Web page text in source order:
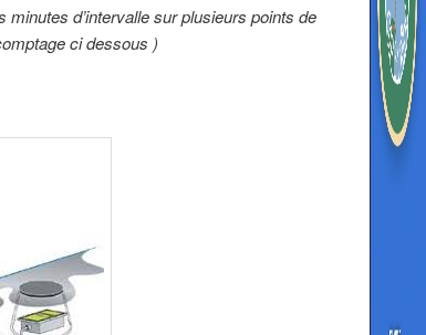
d’intervalle sur plusieurs points de
ci dessous )